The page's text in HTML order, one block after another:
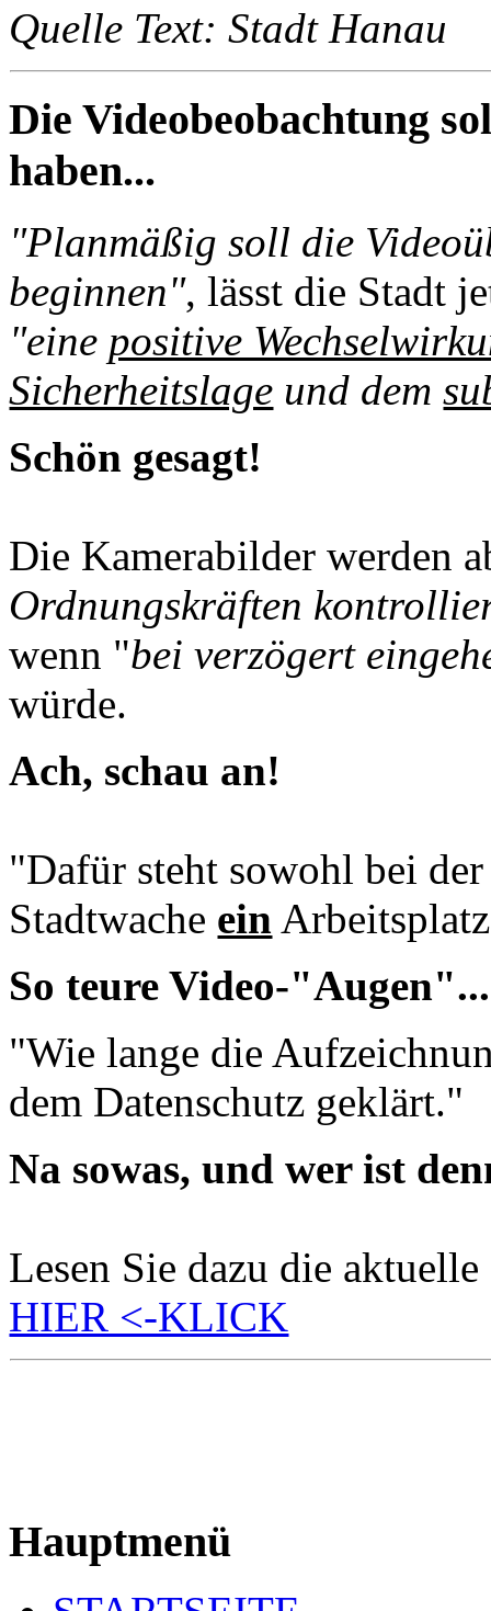
Quelle Text: Stadt Hanau
Die Videobeobachtung
haben...
"Planmäßig soll die
beginnen", lässt die Stadt
"eine positive
Sicherheitslage und dem
Schön gesagt!
Die Kamerabilder werden
Ordnungskräften
wenn "bei verzögert
würde.
Ach, schau an!
"Dafür steht sowohl bei
Stadtwache ein
So teure Video-
"Wie lange die
dem Datenschutz geklärt."
Na sowas, und wer ist
Lesen Sie dazu die
HIER <-KLICK
Hauptmenü